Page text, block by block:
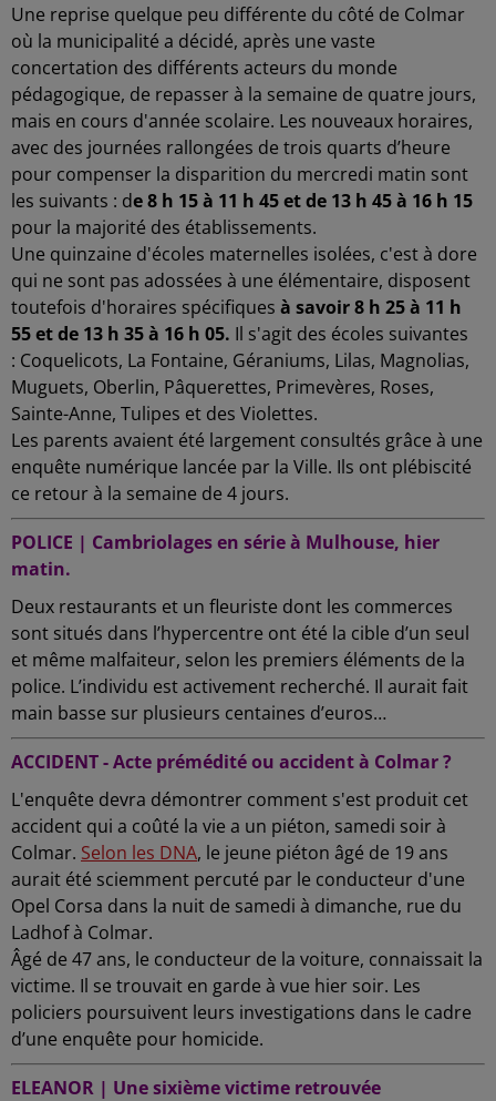
Une reprise quelque peu différente du côté de Colmar
où la municipalité a décidé, après une vaste
concertation des différents acteurs du monde
pédagogique, de repasser à la semaine de quatre jours,
mais en cours d'année scolaire. Les nouveaux horaires,
avec des journées rallongées de trois quarts d’heure
pour compenser la disparition du mercredi matin sont
les suivants : de 8 h 15 à 11 h 45 et de 13 h 45 à 16 h 15
pour la majorité des établissements.
Une quinzaine d'écoles maternelles isolées, c'est à dore
qui ne sont pas adossées à une élémentaire, disposent
toutefois d'horaires spécifiques à savoir 8 h 25 à 11 h
55 et de 13 h 35 à 16 h 05. Il s'agit des écoles suivantes
: Coquelicots, La Fontaine, Géraniums, Lilas, Magnolias,
Muguets, Oberlin, Pâquerettes, Primevères, Roses,
Sainte-Anne, Tulipes et des Violettes.
Les parents avaient été largement consultés grâce à une
enquête numérique lancée par la Ville. Ils ont plébiscité
ce retour à la semaine de 4 jours.
POLICE | Cambriolages en série à Mulhouse, hier
matin.
Deux restaurants et un fleuriste dont les commerces
sont situés dans l’hypercentre ont été la cible d’un seul
et même malfaiteur, selon les premiers éléments de la
police. L’individu est activement recherché. Il aurait fait
main basse sur plusieurs centaines d’euros…
ACCIDENT - Acte prémédité ou accident à Colmar ?
L'enquête devra démontrer comment s'est produit cet
accident qui a coûté la vie a un piéton, samedi soir à
Colmar. Selon les DNA, le jeune piéton âgé de 19 ans
aurait été sciemment percuté par le conducteur d'une
Opel Corsa dans la nuit de samedi à dimanche, rue du
Ladhof à Colmar.
Âgé de 47 ans, le conducteur de la voiture, connaissait la
victime. Il se trouvait en garde à vue hier soir. Les
policiers poursuivent leurs investigations dans le cadre
d’une enquête pour homicide.
ELEANOR | Une sixième victime retrouvée